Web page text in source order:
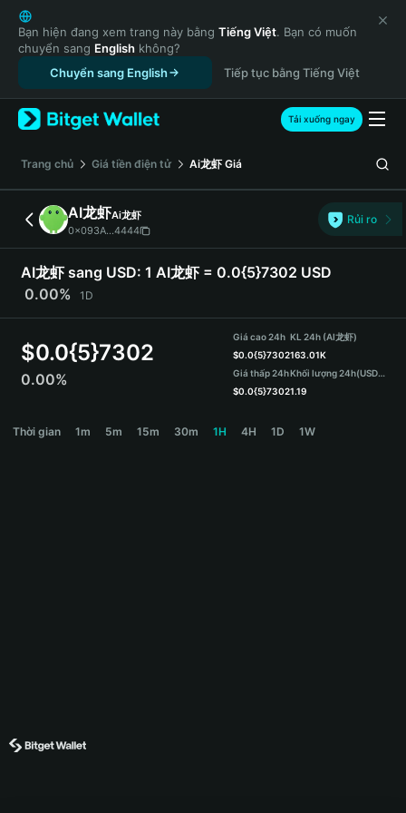
English
日本語
Tiếng Việt
Русский
Español (Latinoamérica)
Türkçe
Français
Deutsch
简体中文
繁體中文
Português (Portugal)
Bahasa Indonesia
ภาษาไทย
हिन्दी
Español
Português (Brasil)
Bạn hiện đang xem trang này bằng Tiếng Việt. Bạn có muốn
chuyển sang English không?
Chuyển sang English
Tiếp tục bằng Tiếng Việt
Tải xuống ngay
‌Trang chủ Giá tiền điện tử Ai龙虾 Giá
AI龙虾Ai龙虾
0x093A...4444
Rủi ro
AI龙虾 sang USD: 1 AI龙虾 = 0.0{5}7302 USD
0.00%
1D
$0.0{5}7302
0.00%
Giá cao 24h
$0.0{5}7302
Giá thấp 24h
$0.0{5}7302
KL 24h (AI龙虾)
163.01K
Khối lượng 24h(USDT)
1.19
Thời gian 1m 5m 15m 30m 1H 4H 1D 1W